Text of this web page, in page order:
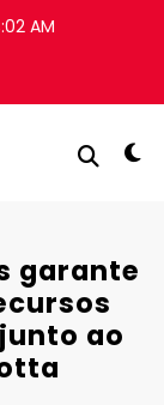
AM
garante
ao